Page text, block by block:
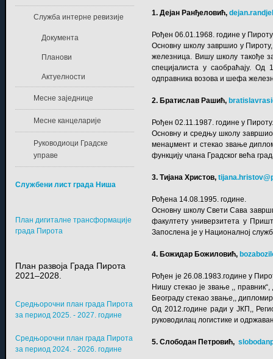
1. Дејан Ранђеловић,
Рођен 06.01.1968. године у
Основну школу завршио у
железница. Вишу школу такође
специјалиста у саобраћају.
одправника возова и шефа
2. Братислав Рашић,
Рођен 02.11.1987. године у
Основну и средњу школу
менаџмент и стекао звање
функцију члана Градског већа
3. Тијана Христов,
Рођена 14.08.1995. године.
Основну школу Свети Сава
факултету универзитета у
Запослена је у Националној
4. Божидар Божиловић,
Рођен је 26.08.1983.године у
Нишу стекао је звање ,,
Београду стекао звање,,
Од 2012.године ради у ЈКП,,
руководилац логистике и
5. Слободан Петровић,
Служба интерне ревизије
Документа
Планови
Актуелности
Месне заједнице
Месне канцеларије
Руководиоци Градске
управе
Службени лист града Ниша
План дигиталне трансформације
града Пирота
План развоја Града Пирота
2021–2028.
Средњорочни план града Пирота
за период 2025. - 2027. године
Средњорочни план града Пирота
за период 2024. - 2026. године